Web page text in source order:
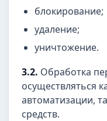
блокирование;
удаление;
уничтожение.
3.2. Обработка
осуществляться
автоматизации,
средств.